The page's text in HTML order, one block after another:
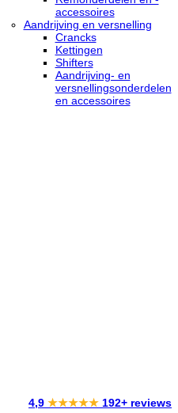
accessoires
Aandrijving en versnelling
Crancks
Kettingen
Shifters
Aandrijving- en
versnellingsonderdelen
en accessoires
4,9 ★★★★★ 192+ reviews